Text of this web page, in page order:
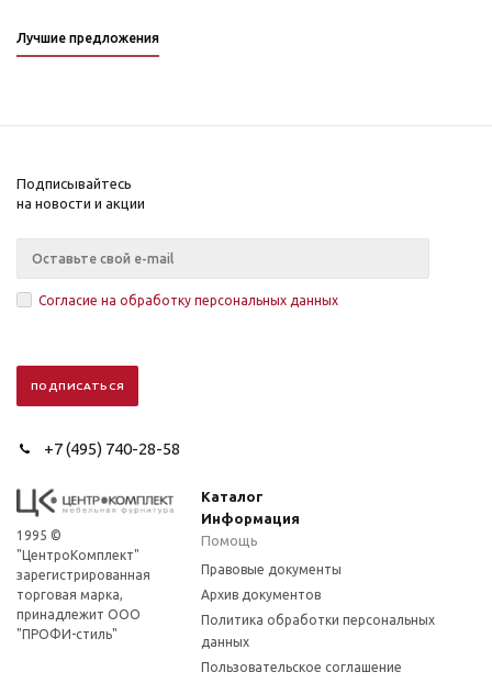
Лучшие предложения
Подписывайтесь
на новости и акции
Согласие на обработку персональных данных
+7 (495) 740-28-58
1995 ©
"ЦентроКомплект"
зарегистрированная
торговая марка,
принадлежит ООО
"ПРОФИ-стиль"
Каталог
Информация
Помощь
Правовые документы
Архив документов
Политика обработки персональных
данных
Пользовательское соглашение